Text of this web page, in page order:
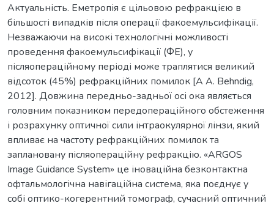
Актуальність. Еметропія є цільовою рефракцією в
більшості випадків після операції факоемульсифікації.
Незважаючи на високі технологічні можливості
проведення факоемульсифікації (ФЕ), у
післяопераційному періоді може траплятися великий
відсоток (45%) рефракційних помилок [A A. Behndig,
2012]. Довжина передньо-задньої осі ока являється
головним показником передопераційного обстеження
і розрахунку оптичної сили інтраокулярної лінзи, який
впливає на частоту рефракційних помилок та
заплановану післяопераційну рефракцію. «ARGOS
Image Guidance System» це іноваційна безконтактна
офтальмологічна навігаційна система, яка поєднує у
собі оптико-когерентний томограф, сучасний оптичний